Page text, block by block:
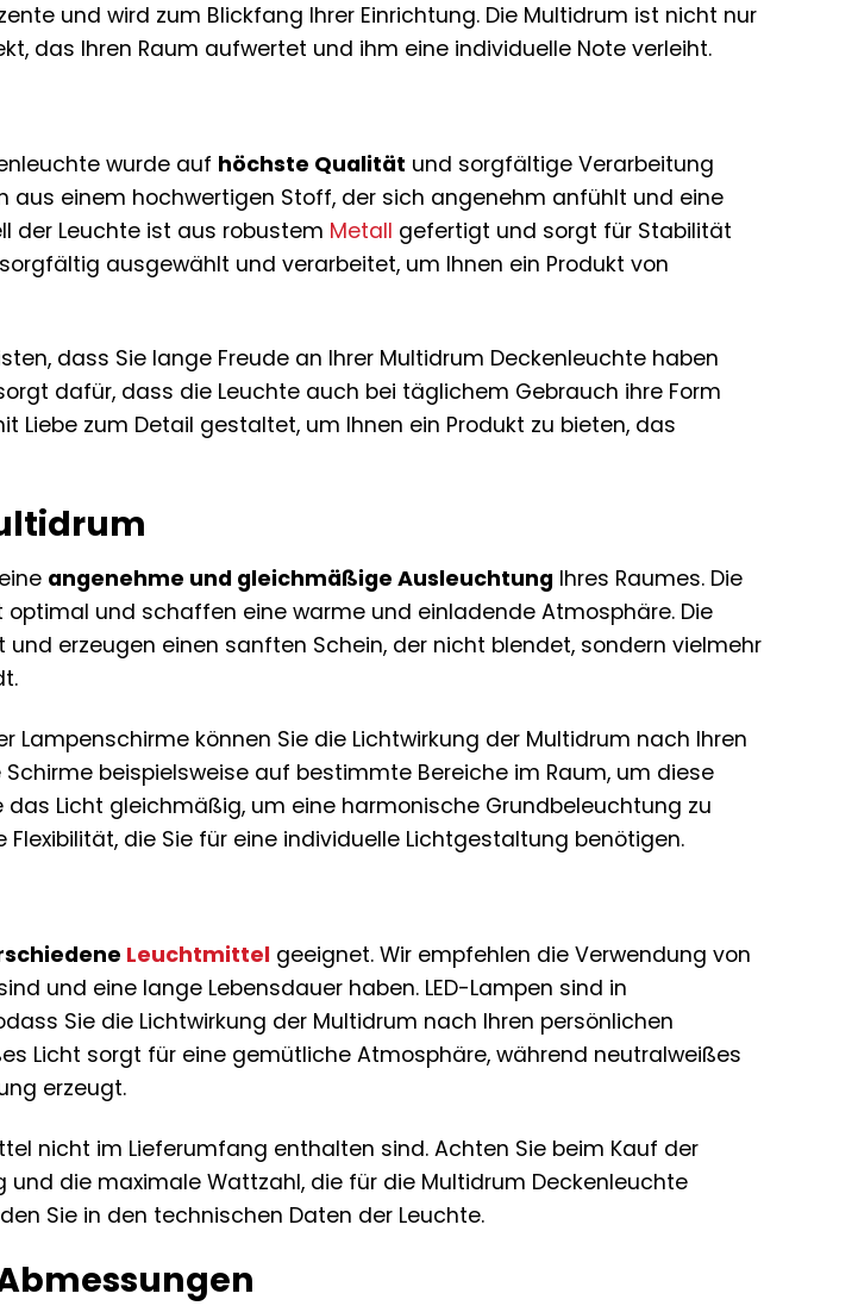
und wird zum Blickfang Ihrer Einrichtung. Die Multidrum ist nicht nur
das Ihren Raum aufwertet und ihm eine individuelle Note verleiht.
wurde auf höchste Qualität und sorgfältige Verarbeitung
aus einem hochwertigen Stoff, der sich angenehm anfühlt und eine
der Leuchte ist aus robustem Metall gefertigt und sorgt für Stabilität
ausgewählt und verarbeitet, um Ihnen ein Produkt von
dass Sie lange Freude an Ihrer Multidrum Deckenleuchte haben
dafür, dass die Leuchte auch bei täglichem Gebrauch ihre Form
Liebe zum Detail gestaltet, um Ihnen ein Produkt zu bieten, das
angenehme und gleichmäßige Ausleuchtung Ihres Raumes. Die
und schaffen eine warme und einladende Atmosphäre. Die
erzeugen einen sanften Schein, der nicht blendet, sondern vielmehr
Lampenschirme können Sie die Lichtwirkung der Multidrum nach Ihren
beispielsweise auf bestimmte Bereiche im Raum, um diese
das Licht gleichmäßig, um eine harmonische Grundbeleuchtung zu
die Sie für eine individuelle Lichtgestaltung benötigen.
Leuchtmittel geeignet. Wir empfehlen die Verwendung von
und eine lange Lebensdauer haben. LED-Lampen sind in
Sie die Lichtwirkung der Multidrum nach Ihren persönlichen
Licht sorgt für eine gemütliche Atmosphäre, während neutralweißes
erzeugt.
nicht im Lieferumfang enthalten sind. Achten Sie beim Kauf der
die maximale Wattzahl, die für die Multidrum Deckenleuchte
Sie in den technischen Daten der Leuchte.